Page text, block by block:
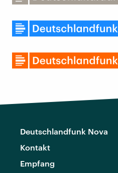
Deutschlandfunk Nova
Kontakt
Empfang